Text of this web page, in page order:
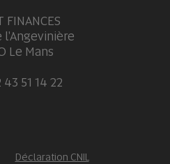
FINANCES
l'Angevinière
Le Mans
51 14 22
Déclaration CNIL